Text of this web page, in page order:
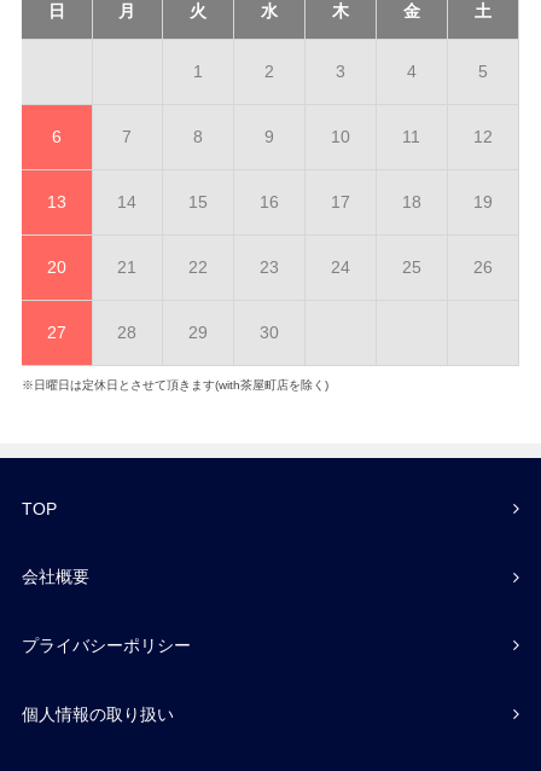
日 月 火 水 木 金 土
1 2 3 4 5
6 7 8 9 10 11 12
13 14 15 16 17 18 19
20 21 22 23 24 25 26
27 28 29 30
※日曜日は定休日とさせて頂きます(with茶屋町店を除く)
TOP
会社概要
プライバシーポリシー
個人情報の取り扱い